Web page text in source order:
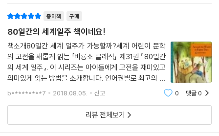
종이책 구매
80일간의 세계일주 책이네요!
책소개80일간 세계 일주가 가능할까?세계 어린이 문학
의 고전을 새롭게 읽는 「비룡소 클래식」 제31권 『80일간
의 세계 일주』. 이 시리즈는 아이들에게 고전을 재미있고
의미있게 읽는 방법을 소개합니다. 언어권별로 최고의 권
위자가 번역하여 문체가 유려할 뿐 아니라, 개성 넘치는
은 공상과학소설의 선구자로 알려진 프랑스
b*********7 2018.08.05. 신고 0 댓글0
리뷰 전체보기